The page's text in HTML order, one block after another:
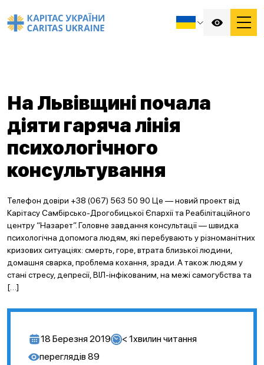
На Львівщині почала
діяти гаряча лінія
психологічного
консультування
Телефон довіри +38 (067) 563 50 90 Це — новий проект від
Карітасу Самбірсько-Дрогобицької Єпархії та Реабілітаційного
центру “Назарет”. Головне завдання консультації — швидка
психологічна допомога людям, які перебувають у різноманітних
кризових ситуаціях: смерть, горе, втрата близької людини,
домашня сварка, проблема кохання, зради. А також людям у
стані стресу, депресії, ВІЛ-інфікованим, на межі самогубства та
[…]
18 Березня 2019 < 1хвилин читання
переглядів 89